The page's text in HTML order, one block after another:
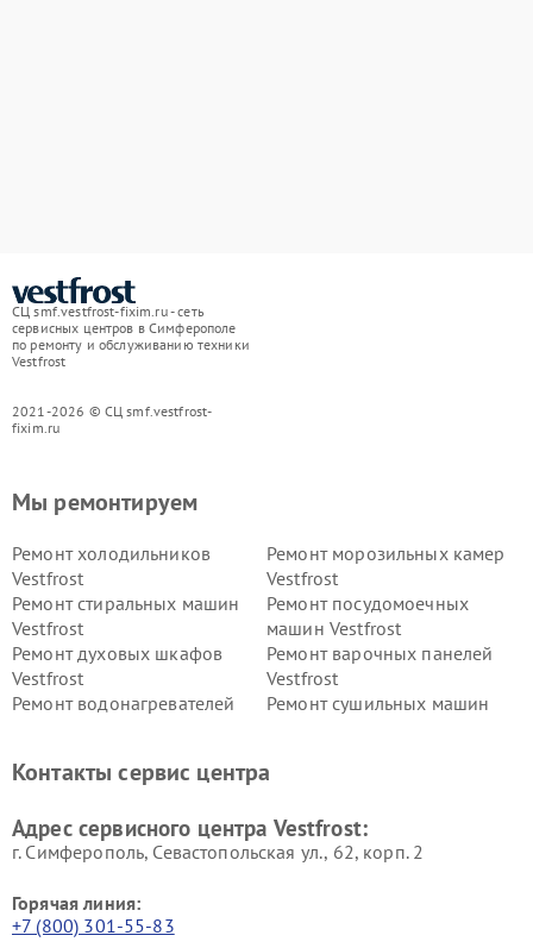
СЦ smf.vestfrost-fixim.ru - сеть
сервисных центров в Симферополе
по ремонту и обслуживанию техники
Vestfrost
2021-2026 © СЦ smf.vestfrost-
fixim.ru
Мы ремонтируем
Ремонт холодильников
Vestfrost
Ремонт морозильных камер
Vestfrost
Ремонт стиральных машин
Vestfrost
Ремонт посудомоечных
машин Vestfrost
Ремонт духовых шкафов
Vestfrost
Ремонт варочных панелей
Vestfrost
Ремонт водонагревателей
Ремонт сушильных машин
Vestfrost
Контакты сервис центра
Адрес сервисного центра Vestfrost:
г. Симферополь, Севастопольская ул., 62, корп. 2
Горячая линия:
+7 (800) 301-55-83